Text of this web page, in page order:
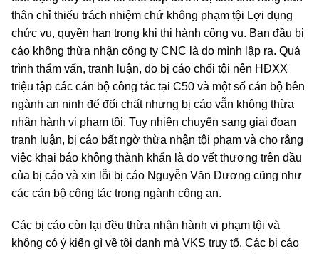
thân chỉ thiếu trách nhiệm chứ không phạm tội Lợi dụng
chức vụ, quyền hạn trong khi thi hành công vụ. Ban đầu bị
cáo không thừa nhận công ty CNC là do mình lập ra. Quá
trình thẩm vấn, tranh luận, do bị cáo chối tội nên HĐXX
triệu tập các cán bộ công tác tại C50 và một số cán bộ bên
ngành an ninh để đối chất nhưng bị cáo vẫn không thừa
nhận hành vi phạm tội. Tuy nhiên chuyển sang giai đoạn
tranh luận, bị cáo bất ngờ thừa nhận tội phạm và cho rằng
việc khai báo không thành khẩn là do vết thương trên đầu
của bị cáo và xin lỗi bị cáo Nguyễn Văn Dương cũng như
các cán bộ công tác trong ngành công an.
Các bị cáo còn lại đều thừa nhận hành vi phạm tội và
không có ý kiến gì về tội danh mà VKS truy tố. Các bị cáo